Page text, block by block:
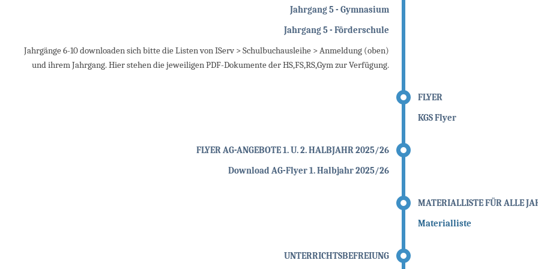
Jahrgang 5 - Gymnasium
Jahrgang 5 - Förderschule
Jahrgänge 6-10 downloaden sich bitte die Listen von IServ > Schulbuchausleihe > Anmeldung (oben)
und ihrem Jahrgang. Hier stehen die jeweiligen PDF-Dokumente der HS,FS,RS,Gym zur Verfügung.
FLYER
KGS Flyer
FLYER AG-ANGEBOTE 1. U. 2. HALBJAHR 2025/26
Download AG-Flyer 1. Halbjahr 2025/26
MATERIALLISTE FÜR ALLE
Materialliste
UNTERRICHTSBEFREIUNG